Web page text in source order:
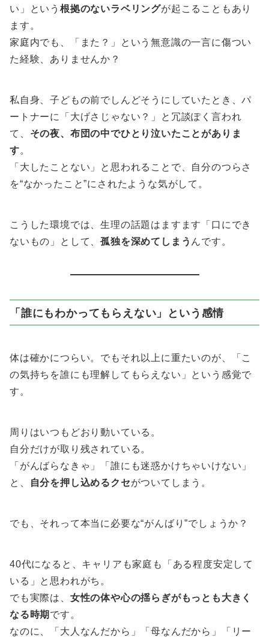
い」という 根拠のないラベリングが起こることもあり
ます。
家庭内でも、「また？」という無意識の一言に傷つい
た経験、ありませんか？
私自身、子どもの前でしんどそうにしていたとき、パ
ートナーに「大げさじゃない？」と冗談ぽく言われ
て、 その夜、布団の中でひとり泣いたことがありま
す。
「大したことない」と思われることで、自分のつらさ
を“なかったこと”にされたような気がして。
こうした環境では、生理の話題はますます「口にでき
ないもの」として、孤独を深めてしまう んです。
「誰にもわかってもらえない」という感情
体は確かにつらい。でもそれ以上に重たいのが、「こ
の気持ちを誰にも理解してもらえない」という感覚で
す。
周りはいつもどおり動いている。
自分だけが取り残されている。
「がんばらなきゃ」「誰にも迷惑かけちゃいけない」
と、
自分を押し込めるクセがついてしまう。
でも、それって本当に必要な“がんばり”でしょうか？
40代になると、キャリアも家庭も「ある程度安定して
いる」と思われがち。
でも実際は、 女性の体や心の揺らぎがもっとも大きく
なる時期 です。
なのに、「大人なんだから」「母なんだから」「リー